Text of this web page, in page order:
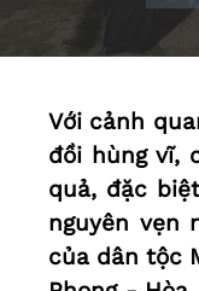
Với cảnh
đồi hùng vĩ,
quả, đặc
nguyên vẹn
của dân tộc